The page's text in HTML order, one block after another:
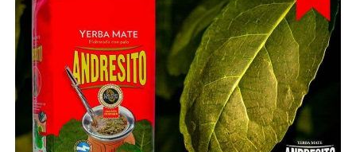
O ingresa
de nuestras redes sociales Te
esperamos en el portal de la #radio con la mejor
información y la mejor #música…
#Folklore #tango
#Rock #Nacional,
#RockInternacional,
#RockandRoll, #Noticias y la mejor #Música
Te
esperamos
Faceboock: H2O Radio